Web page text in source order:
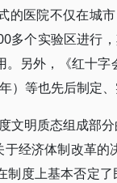
的医院不仅在城
多个实验区进行
另外，《红十
等也先后制定、
文明质态组成部
经济体制改革
度上基本否定